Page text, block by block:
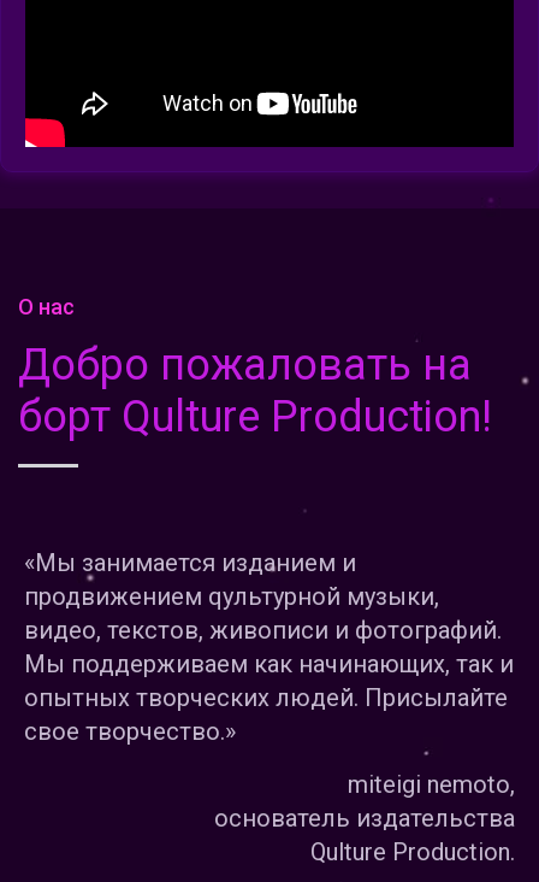
О нас
Добро пожаловать на
борт Qulture Production!
«Мы занимается изданием и
продвижением qультурной музыки,
видео, текстов, живописи и фотографий.
Мы поддерживаем как начинающих, так и
опытных творческих людей. Присылайте
свое творчество.»
miteigi nemoto,
основатель издательства
Qulture Production.